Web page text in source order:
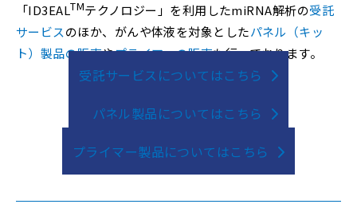
「ID3EALTMテクノロジー」を利用したmiRNA解析の受託
サービスのほか、がんや体液を対象としたパネル（キッ
ト）製品の販売やプライマーの販売も行っております。
受託サービスについてはこちら
パネル製品についてはこちら
プライマー製品についてはこちら